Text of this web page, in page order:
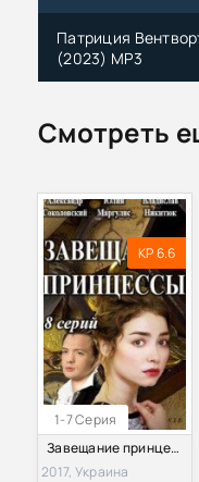
Патриция
(2023) МР3
Завещание /
Андрей Дышев -
Генри Райдер
Вадим Кучеренко
Брак по
Брак по
Пётр Первый.
Смотреть
1-7 Серия
KP 6.6
Завещание принцессы (2017)
2017, Украина